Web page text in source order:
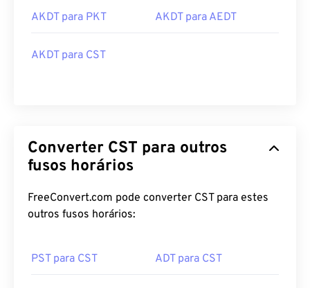
AKDT para PKT AKDT para AEDT
AKDT para CST
Converter CST para outros
fusos horários
FreeConvert.com pode converter CST para estes
outros fusos horários:
PST para CST ADT para CST